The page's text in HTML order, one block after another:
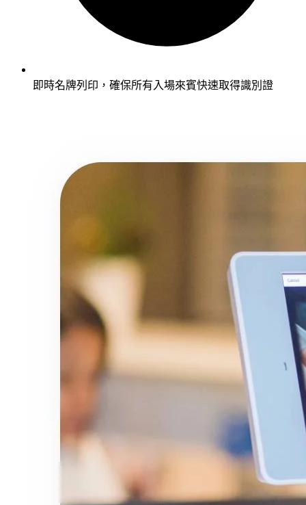
即時名牌列印，確保所有入場來賓快速取得識別證